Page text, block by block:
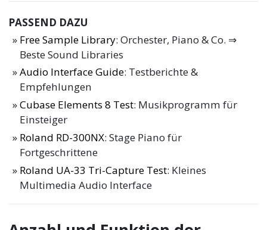
PASSEND DAZU
Free Sample Library: Orchester, Piano & Co. ⇒
Beste Sound Libraries
Audio Interface Guide: Testberichte &
Empfehlungen
Cubase Elements 8 Test: Musikprogramm für
Einsteiger
Roland RD-300NX: Stage Piano für
Fortgeschrittene
Roland UA-33 Tri-Capture Test: Kleines
Multimedia Audio Interface